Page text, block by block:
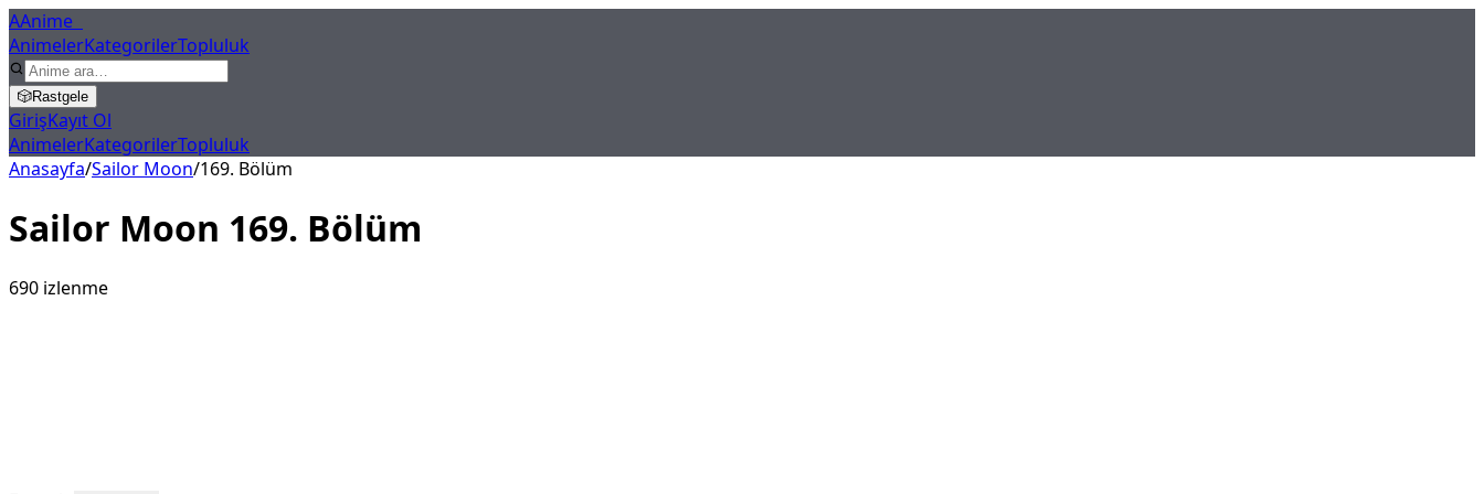
AAnime
AnimelerKategorilerTopluluk
🎲Rastgele
GirişKayıt Ol
AnimelerKategorilerTopluluk
Anasayfa/Sailor Moon/169. Bölüm
Sailor Moon 169. Bölüm
690 izlenme